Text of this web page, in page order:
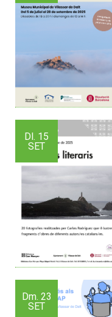
Dl. 15
SET
Dm. 23
SET